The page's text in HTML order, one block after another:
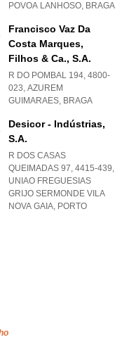
POVOA LANHOSO, BRAGA
Francisco Vaz Da
Costa Marques,
Filhos & Ca., S.a.
R DO POMBAL 194, 4800-
023, AZUREM
GUIMARAES, BRAGA
Desicor - Indústrias,
S.a.
R DOS CASAS
QUEIMADAS 97, 4415-439,
UNIAO FREGUESIAS
GRIJO SERMONDE VILA
NOVA GAIA, PORTO